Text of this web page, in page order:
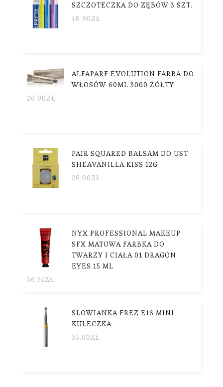
SZCZOTECZKA DO ZĘBÓW 3 SZT.
48.90ZŁ
ALFAPARF EVOLUTION FARBA DO
WŁOSÓW 60ML 3000 ŻÓŁTY
26.90ZŁ
FAIR SQUARED BALSAM DO UST
SHEAVANILLA KISS 12G
26.00ZŁ
NYX PROFESSIONAL MAKEUP
SFX MATOWA FARBKA DO
TWARZY I CIAŁA 01 DRAGON
EYES 15 ML
36.74ZŁ
SLOWIANKA FREZ E16 MINI
KULECZKA
35.00ZŁ